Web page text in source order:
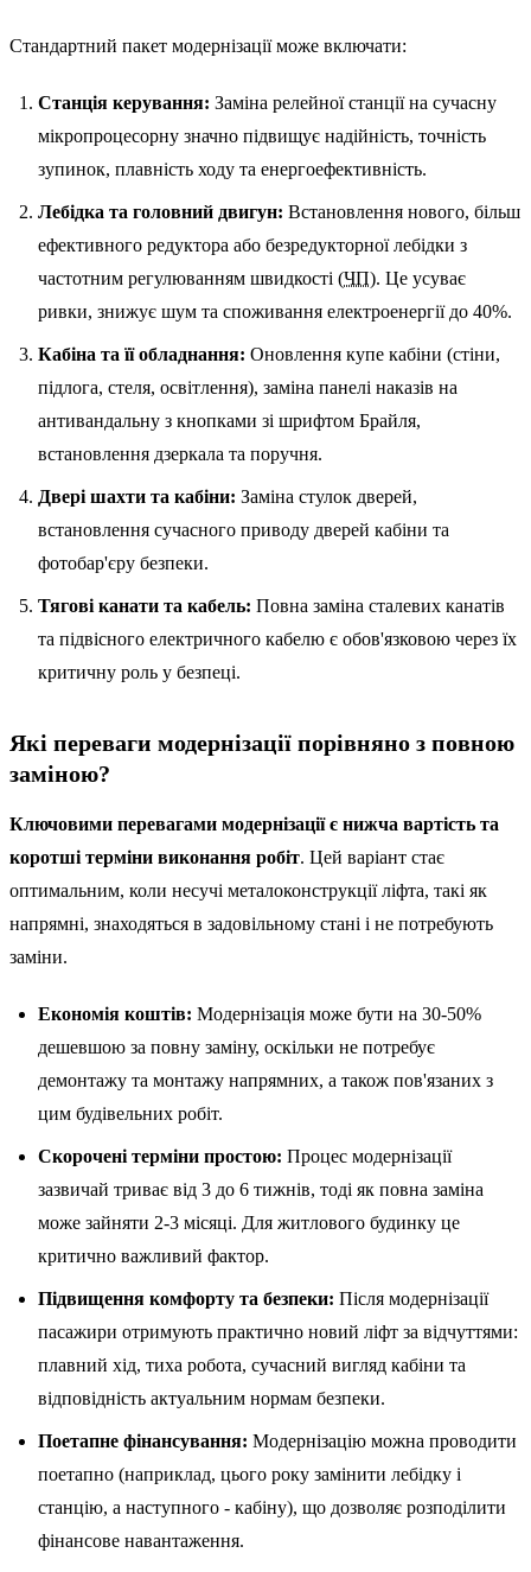
Стандартний пакет модернізації може включати:
Станція керування: Заміна релейної станції на сучасну
мікропроцесорну значно підвищує надійність, точність
зупинок, плавність ходу та енергоефективність.
Лебідка та головний двигун: Встановлення нового, більш
ефективного редуктора або безредукторної лебідки з
частотним регулюванням швидкості (ЧП). Це усуває
ривки, знижує шум та споживання електроенергії до 40%.
Кабіна та її обладнання: Оновлення купе кабіни (стіни,
підлога, стеля, освітлення), заміна панелі наказів на
антивандальну з кнопками зі шрифтом Брайля,
встановлення дзеркала та поручня.
Двері шахти та кабіни: Заміна стулок дверей,
встановлення сучасного приводу дверей кабіни та
фотобар'єру безпеки.
Тягові канати та кабель: Повна заміна сталевих канатів
та підвісного електричного кабелю є обов'язковою через їх
критичну роль у безпеці.
Які переваги модернізації порівняно з повною
заміною?
Ключовими перевагами модернізації є нижча вартість та
коротші терміни виконання робіт. Цей варіант стає
оптимальним, коли несучі металоконструкції ліфта, такі як
напрямні, знаходяться в задовільному стані і не потребують
заміни.
Економія коштів: Модернізація може бути на 30-50%
дешевшою за повну заміну, оскільки не потребує
демонтажу та монтажу напрямних, а також пов'язаних з
цим будівельних робіт.
Скорочені терміни простою: Процес модернізації
зазвичай триває від 3 до 6 тижнів, тоді як повна заміна
може зайняти 2-3 місяці. Для житлового будинку це
критично важливий фактор.
Підвищення комфорту та безпеки: Після модернізації
пасажири отримують практично новий ліфт за відчуттями:
плавний хід, тиха робота, сучасний вигляд кабіни та
відповідність актуальним нормам безпеки.
Поетапне фінансування: Модернізацію можна проводити
поетапно (наприклад, цього року замінити лебідку і
станцію, а наступного - кабіну), що дозволяє розподілити
фінансове навантаження.